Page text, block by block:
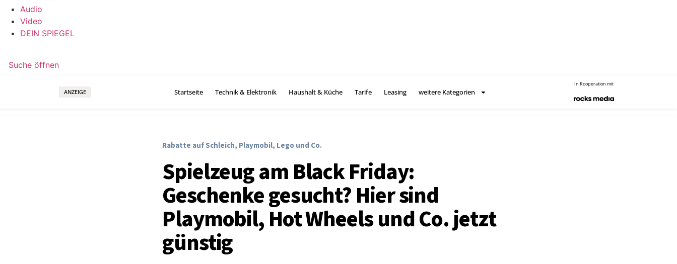
Audio
Video
DEIN SPIEGEL
Suche öffnen
Startseite Technik & Elektronik Haushalt & Küche Tarife Leasing weitere Kategorien
ANZEIGE
In Kooperation mit
Rabatte auf Schleich, Playmobil, Lego und Co.
Spielzeug am Black Friday:
Geschenke gesucht? Hier sind
Playmobil, Hot Wheels und Co. jetzt
günstig